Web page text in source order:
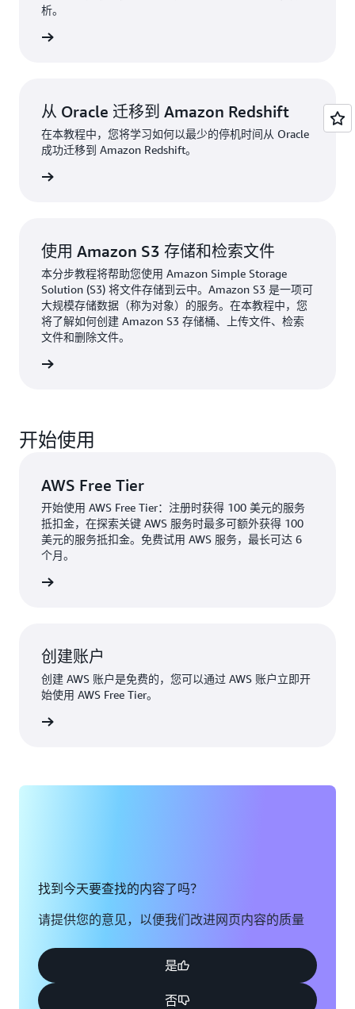
析。
从 Oracle 迁移到 Amazon Redshift
在本教程中，您将学习如何以最少的停机时间从 Oracle
成功迁移到 Amazon Redshift。
使用 Amazon S3 存储和检索文件
本分步教程将帮助您使用 Amazon Simple Storage
Solution (S3) 将文件存储到云中。Amazon S3 是一项可
大规模存储数据（称为对象）的服务。在本教程中，您
将了解如何创建 Amazon S3 存储桶、上传文件、检索
文件和删除文件。
开始使用
AWS Free Tier
开始使用 AWS Free Tier：注册时获得 100 美元的服务
抵扣金，在探索关键 AWS 服务时最多可额外获得 100
美元的服务抵扣金。免费试用 AWS 服务，最长可达 6
个月。
创建账户
创建 AWS 账户是免费的，您可以通过 AWS 账户立即开
始使用 AWS Free Tier。
找到今天要查找的内容了吗？
请提供您的意见，以便我们改进网页内容的质量
是
否